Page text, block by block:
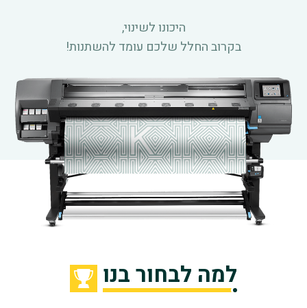
היכונו לשינוי,
בקרוב החלל שלכם עומד להשתנות!
למה לבחור בנו